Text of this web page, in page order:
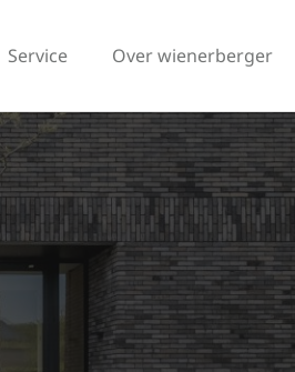
Service Over wienerberger